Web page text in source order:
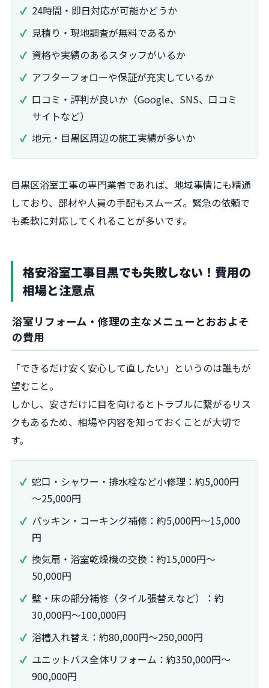
24時間・即日対応が可能かどうか
見積り・現地調査が無料であるか
資格や実績のあるスタッフがいるか
アフターフォローや保証が充実しているか
口コミ・評判が良いか（Google、SNS、口コミ
サイトなど）
地元・目黒区周辺の施工実績が多いか
目黒区浴室工事の専門業者であれば、地域事情にも精通
しており、部材や人員の手配もスムーズ。緊急の依頼で
も柔軟に対応してくれることが多いです。
格安浴室工事目黒でも失敗しない！費用の
相場と注意点
浴室リフォーム・修理の主なメニューとおおよそ
の費用
「できるだけ安く安心して直したい」というのは誰もが
望むこと。
しかし、安さだけに目を向けるとトラブルに繋がるリス
クもあるため、相場や内容を知っておくことが大切で
す。
蛇口・シャワー・排水栓など小修理：約5,000円
～25,000円
パッキン・コーキング補修：約5,000円～15,000
円
換気扇・浴室乾燥機の交換：約15,000円～
50,000円
壁・床の部分補修（タイル張替えなど）：約
30,000円～100,000円
浴槽入れ替え：約80,000円～250,000円
ユニットバス全体リフォーム：約350,000円～
900,000円